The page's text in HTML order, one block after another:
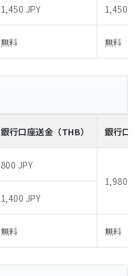
1,450 JPY 1,450
無料 無料
銀行口座送金 （THB） 銀行口
800 JPY
1,980
1,400 JPY
無料 無料